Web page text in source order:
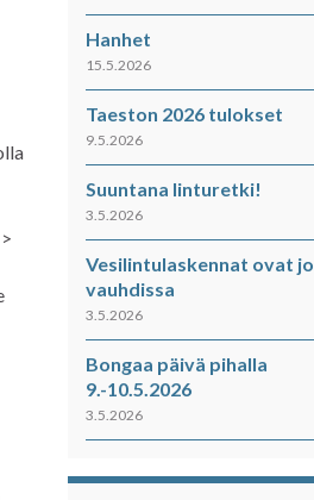
Hanhet
15.5.2026
Taeston 2026 tulokset
9.5.2026
Suuntana linturetki!
3.5.2026
Vesilintulaskennat ovat jo
vauhdissa
3.5.2026
Bongaa päivä pihalla
9.-10.5.2026
3.5.2026